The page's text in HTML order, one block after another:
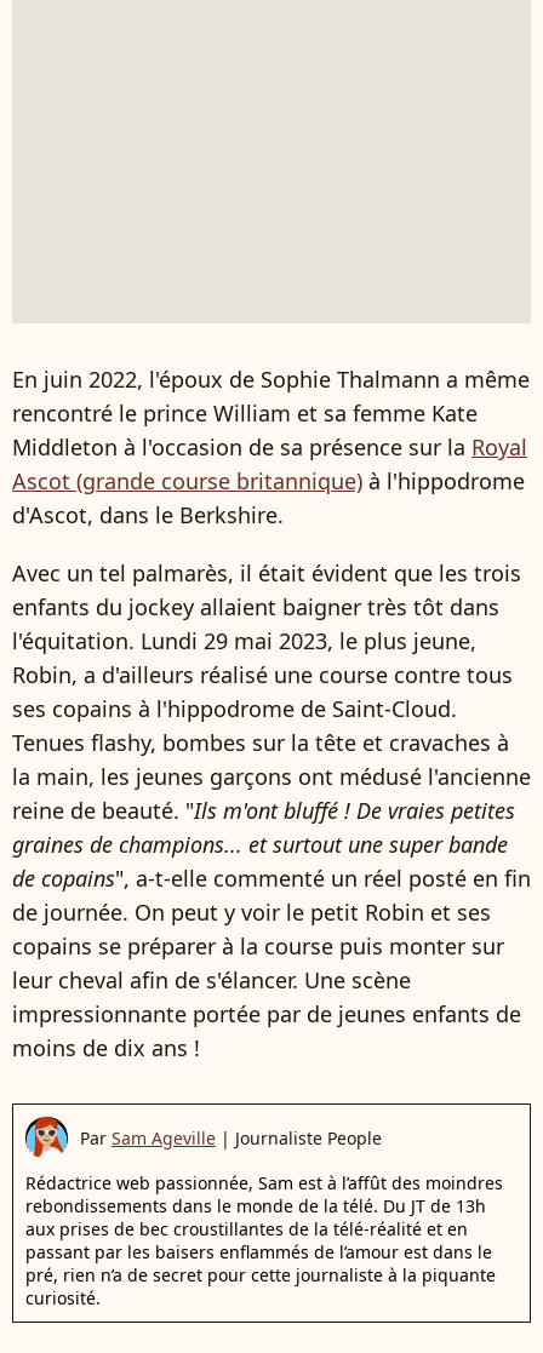
En juin 2022, l'époux de Sophie Thalmann a même
rencontré le prince William et sa femme Kate
Middleton à l'occasion de sa présence sur la Royal
Ascot (grande course britannique) à l'hippodrome
d'Ascot, dans le Berkshire.
Avec un tel palmarès, il était évident que les trois
enfants du jockey allaient baigner très tôt dans
l'équitation. Lundi 29 mai 2023, le plus jeune,
Robin, a d'ailleurs réalisé une course contre tous
ses copains à l'hippodrome de Saint-Cloud.
Tenues flashy, bombes sur la tête et cravaches à
la main, les jeunes garçons ont médusé l'ancienne
reine de beauté. "Ils m'ont bluffé ! De vraies petites
graines de champions... et surtout une super bande
de copains", a-t-elle commenté un réel posté en fin
de journée. On peut y voir le petit Robin et ses
copains se préparer à la course puis monter sur
leur cheval afin de s'élancer. Une scène
impressionnante portée par de jeunes enfants de
moins de dix ans !
Par Sam Ageville | Journaliste People
Rédactrice web passionnée, Sam est à l’affût des moindres
rebondissements dans le monde de la télé. Du JT de 13h
aux prises de bec croustillantes de la télé-réalité et en
passant par les baisers enflammés de l’amour est dans le
pré, rien n’a de secret pour cette journaliste à la piquante
curiosité.